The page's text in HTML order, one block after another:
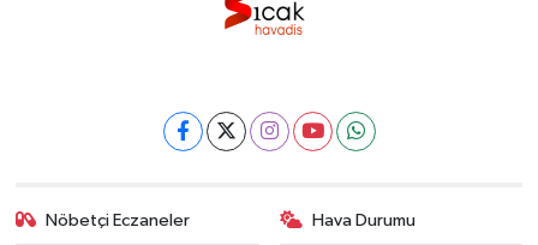
Nöbetçi Eczaneler Hava Durumu